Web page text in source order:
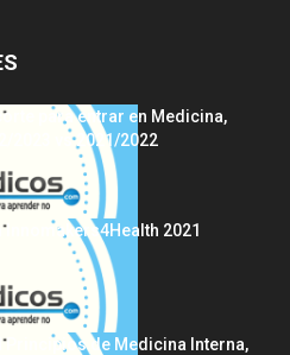
para entrar en Medicina,
2023 vs 2021/2022
Innomakers4Health 2021
Principios de Medicina Interna,